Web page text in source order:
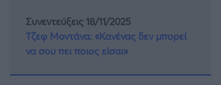
Συνεντεύξεις 18/11/2025
Τζεφ Μοντάνα: «Κανένας δεν μπορεί
να σου πει ποιος είσαι»